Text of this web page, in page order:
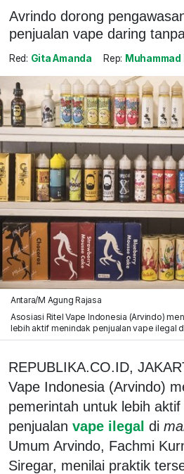
Avrindo dorong
penjualan vape daring
Red: Gita Amanda Rep:
Antara/M Agung Rajasa
Asosiasi Ritel Vape Indonesia (Arvindo)
lebih aktif menindak penjualan vape ilegal
REPUBLIKA.CO.ID,
Vape Indonesia (Arvindo)
pemerintah untuk lebih
penjualan vape ilegal di
Umum Arvindo, Fachmi
Siregar, menilai praktik